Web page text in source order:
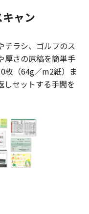
ャン
チラシ、ゴルフのス
厚さの原稿を簡単手
枚（64g／m2紙）ま
しセットする手間を